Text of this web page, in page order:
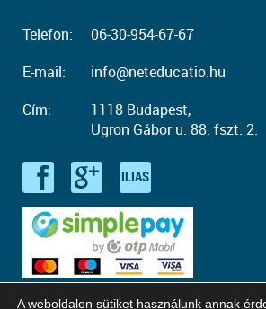
Telefon:
06-30-954-67-67
E-mail:
info@neteducatio.hu
Cím:
1118 Budapest,
Ugron Gábor u. 88. fszt. 2.
A weboldalon sütiket használunk annak